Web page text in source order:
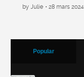
by Julie • 28 mars 2024
Popular